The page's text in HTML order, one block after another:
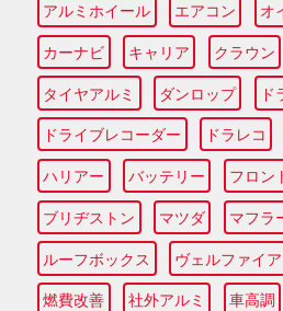
アルミホイール エアコン オ
カーナビ キャリア クラウン
タイヤアルミ ダンロップ ド
ドライブレコーダー ドラレコ
ハリアー バッテリー フロン
ブリヂストン マツダ マフラ
ルーフボックス ヴェルファイア
燃費改善 社外アルミ 車高調